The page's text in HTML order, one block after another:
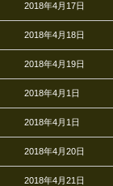
2018年4月17日
2018年4月18日
2018年4月19日
2018年4月1日
2018年4月1日
2018年4月20日
2018年4月21日